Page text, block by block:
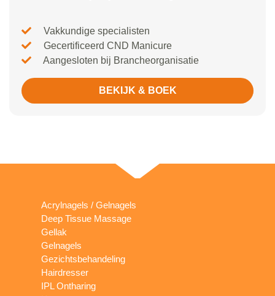
Vakkundige specialisten
Gecertificeerd CND Manicure
Aangesloten bij Brancheorganisatie
BEKIJK & BOEK
Acrylnagels / Gelnagels
Deep Tissue Massage
Gellak
Gelnagels
Gezichtsbehandeling
Hairdresser
IPL Ontharing